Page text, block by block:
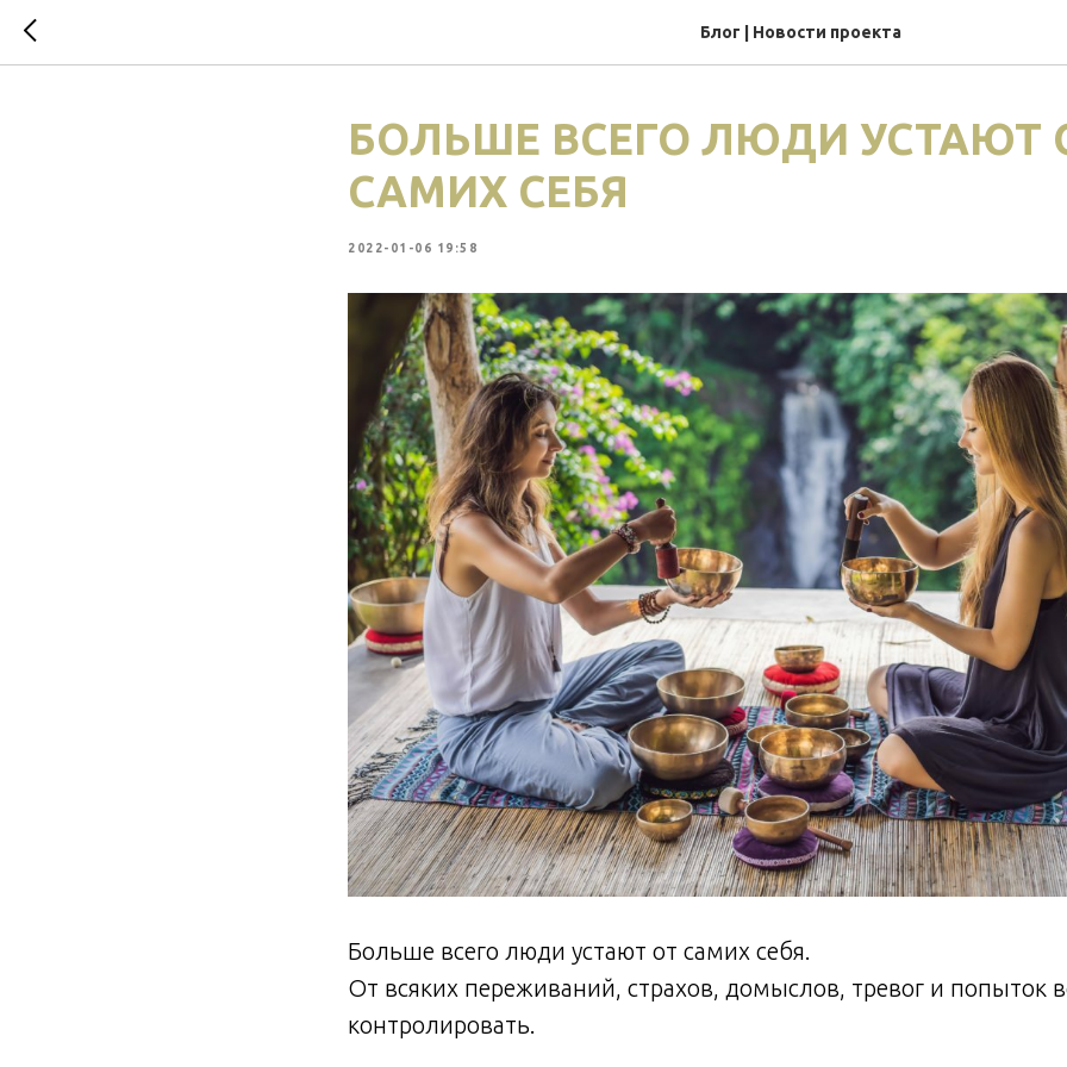
Блог | Новости проекта
БОЛЬШЕ ВСЕГО ЛЮДИ УСТАЮТ
САМИХ СЕБЯ
2022-01-06 19:58
Больше всего люди устают от самих себя.
От всяких переживаний, страхов, домыслов, тревог и попыток
контролировать.